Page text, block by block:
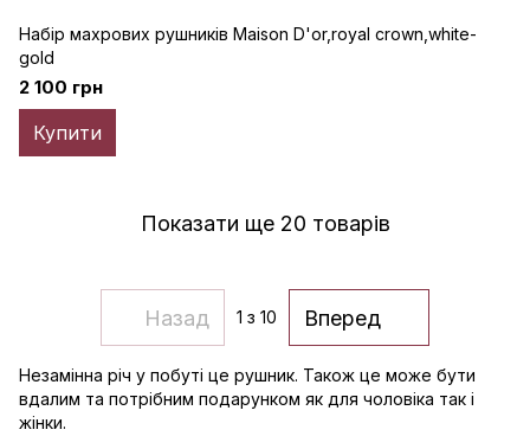
Набір махрових рушників Maison D'or,royal crown,white-
gold
2 100 грн
Купити
Показати ще 20 товарів
Назад 1 з 10 Вперед
Незамінна річ у побуті це рушник. Також це може бути
вдалим та потрібним подарунком як для чоловіка так і
жінки.